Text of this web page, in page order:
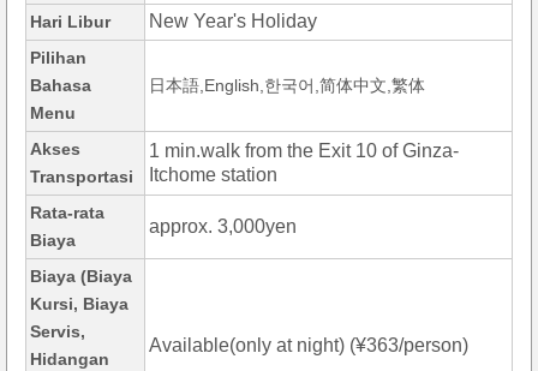
Hari Libur New Year's Holiday
Pilihan
Bahasa
Menu
日本語,English,한국어,简体中文,繁体
Akses
Transportasi
1 min.walk from the Exit 10 of Ginza-
Itchome station
Rata-rata
Biaya
approx. 3,000yen
Biaya (Biaya
Kursi, Biaya
Servis,
Hidangan
Available(only at night) (¥363/person)